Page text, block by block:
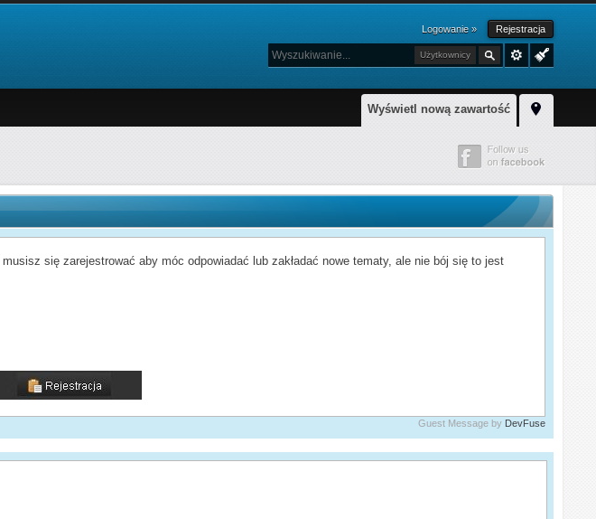
Logowanie » Rejestracja
Użytkownicy
Wyświetl nową zawartość
się zarejestrować aby móc odpowiadać lub zakładać nowe tematy, ale nie bój się to jest
Guest Message by DevFuse